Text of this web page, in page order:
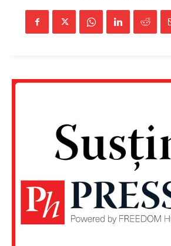
Un proiect
FREEDOM HOUSE